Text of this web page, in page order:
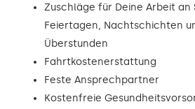
Zuschläge für Deine Arbeit an
Feiertagen, Nachtschichten
Überstunden
Fahrtkostenerstattung
Feste Ansprechpartner
Kostenfreie